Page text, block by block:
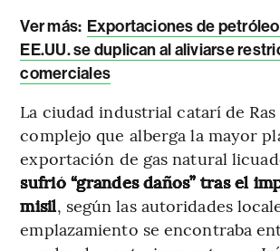
Ver más: Exportaciones de
EE.UU. se duplican al aliviarse
comerciales
La ciudad industrial catarí de
complejo que alberga la mayor
exportación de gas natural
sufrió “grandes daños” tras el
misil, según las autoridades
emplazamiento se encontraba